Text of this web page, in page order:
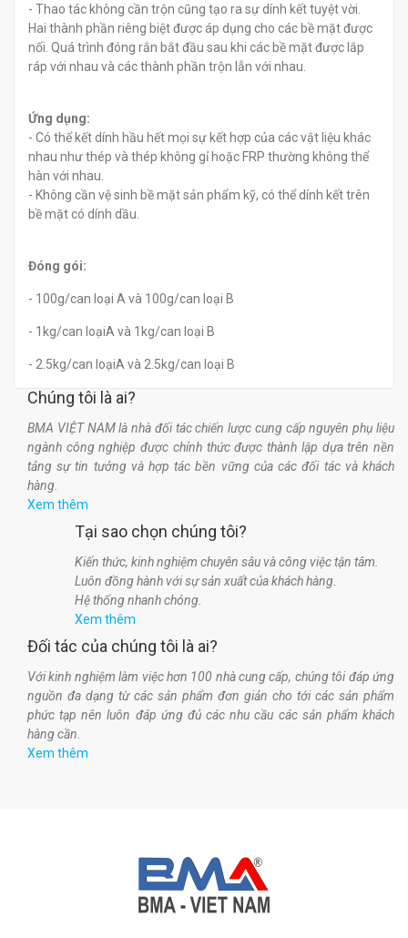
- Thao tác không cần trộn cũng tạo ra sự dính kết tuyệt vời.
Hai thành phần riêng biệt được áp dụng cho các bề mặt được
nối. Quá trình đóng rắn bắt đầu sau khi các bề mặt được lắp
ráp với nhau và các thành phần trộn lẫn với nhau.
Ứng dụng:
- Có thể kết dính hầu hết mọi sự kết hợp của các vật liệu khác
nhau như thép và thép không gỉ hoặc FRP thường không thể
hàn với nhau.
- Không cần vệ sinh bề mặt sản phẩm kỹ, có thể dính kết trên
bề mặt có dính dầu.
Đóng gói:
- 100g/can loại A và 100g/can loại B
- 1kg/can loạiA và 1kg/can loại B
- 2.5kg/can loạiA và 2.5kg/can loại B
Chúng tôi là ai?
BMA VIỆT NAM là nhà đối tác chiến lược cung cấp nguyên phụ liệu
ngành công nghiệp được chính thức được thành lập dựa trên nền
tảng sự tin tưởng và hợp tác bền vững của các đối tác và khách
hàng.
Xem thêm
Tại sao chọn chúng tôi?
Kiến thức, kinh nghiệm chuyên sâu và công việc tận tâm.
Luôn đồng hành với sự sản xuất của khách hàng.
Hệ thống nhanh chóng.
Xem thêm
Đối tác của chúng tôi là ai?
Với kinh nghiệm làm việc hơn 100 nhà cung cấp, chúng tôi đáp ứng
nguồn đa dạng từ các sản phẩm đơn giản cho tới các sản phẩm
phức tạp nên luôn đáp ứng đủ các nhu cầu các sản phẩm khách
hàng cần.
Xem thêm